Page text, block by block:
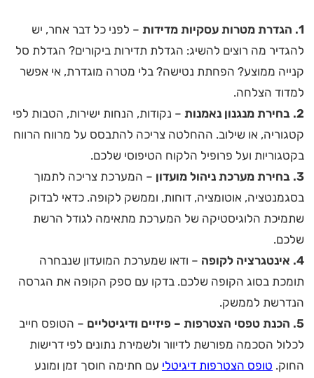
1. הגדרת מטרות עסקיות מדידות
– לפני כל דבר אחר, יש
להגדיר מה רוצים להשיג: הגדלת תדירות ביקורים? הגדלת סל
קנייה ממוצע? הפחתת נטישה? בלי מטרה מוגדרת, אי אפשר
למדוד הצלחה.
2. בחירת מנגנון נאמנות
– נקודות, הנחות ישירות, הטבות לפי
קטגוריה, או שילוב. ההחלטה צריכה להתבסס על מרווח הרווח
בקטגוריות ועל פרופיל הלקוח הטיפוסי שלכם.
3. בחירת מערכת ניהול מועדון
– המערכת צריכה לתמוך
בסגמנטציה, אוטומציה, דוחות, וממשק לקופה. כדאי לבדוק
שתמיכת הלוגיסטיקה של המערכת מתאימה לגודל הרשת
שלכם.
4. אינטגרציה לקופה
– ודאו שמערכת המועדון שנבחרה
תומכת בסוג הקופה שלכם. בדקו עם ספק הקופה את הגרסה
הנדרשת לממשק.
5. הכנת טפסי הצטרפות – פיזיים ודיגיטליים
– הטופס חייב
לכלול הסכמה מפורשת לדיוור ולשמירת נתונים לפי דרישות
החוק. טופס הצטרפות דיגיטלי עם חתימה חוסך זמן ומונע